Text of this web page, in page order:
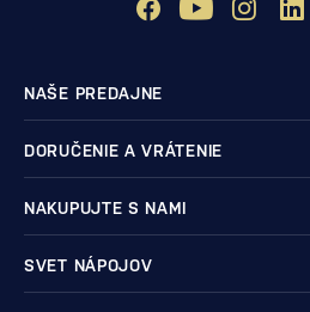
NAŠE PREDAJNE
DORUČENIE A VRÁTENIE
NAKUPUJTE S NAMI
SVET NÁPOJOV